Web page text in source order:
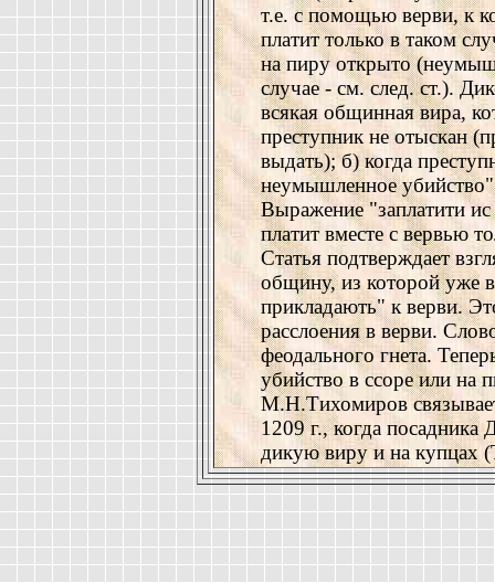
т.е. с помощью верви, к
платит только в таком
на пиру открыто
случае - см. след. ст.).
всякая общинная вира,
преступник не отыскан
выдать); б) когда
неумышленное
Выражение "заплатити
платит вместе с вервью
Статья подтверждает
общину, из которой уже
прикладають" к верви.
расслоения в верви.
феодального гнета.
убийство в ссоре или на
М.Н.Тихомиров
1209 г., когда
дикую виру и на купцах